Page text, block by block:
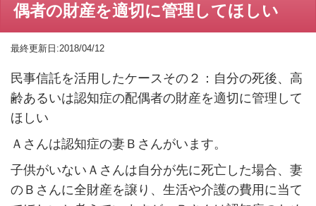
偶者の財産を適切に管理してほしい
最終更新日:2018/04/12
民事信託を活用したケースその２：自分の死後、高
齢あるいは認知症の配偶者の財産を適切に管理して
ほしい
Ａさんは認知症の妻Ｂさんがいます。
子供がいないＡさんは自分が先に死亡した場合、妻
のＢさんに全財産を譲り、生活や介護の費用に当て